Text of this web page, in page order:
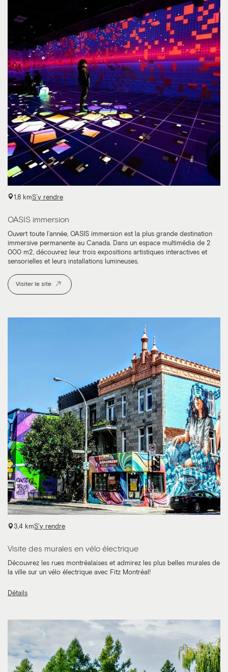
1,8 kmS’y rendre
OASIS immersion
Ouvert toute l’année, OASIS immersion est la plus grande destination
immersive permanente au Canada. Dans un espace multimédia de 2
000 m2, découvrez leur trois expositions artistiques interactives et
sensorielles et leurs installations lumineuses.
Visiter le site
3,4 kmS’y rendre
Visite des murales en vélo électrique
Découvrez les rues montréalaises et admirez les plus belles murales de
la ville sur un vélo électrique avec Fitz Montréal!
Détails